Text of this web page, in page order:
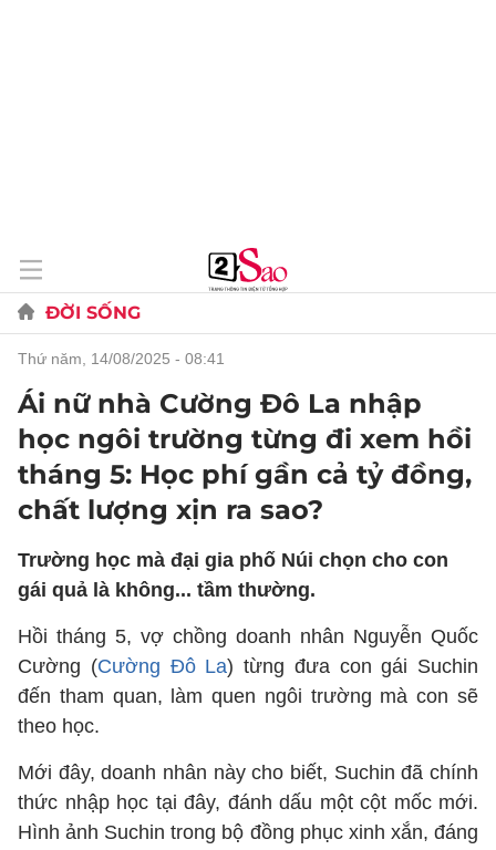
ĐỜI SỐNG
thứ năm, 14/08/2025 - 08:41
Ái nữ nhà Cường Đô La nhập
học ngôi trường từng đi xem hồi
tháng 5: Học phí gần cả tỷ đồng,
chất lượng xịn ra sao?
Trường học mà đại gia phố Núi chọn cho con
gái quả là không... tầm thường.
Hồi tháng 5, vợ chồng doanh nhân Nguyễn Quốc
Cường (Cường Đô La) từng đưa con gái Suchin
đến tham quan, làm quen ngôi trường mà con sẽ
theo học.
Mới đây, doanh nhân này cho biết, Suchin đã chính
thức nhập học tại đây, đánh dấu một cột mốc mới.
Hình ảnh Suchin trong bộ đồng phục xinh xắn, đáng